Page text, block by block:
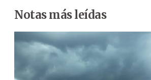
Notas más leídas